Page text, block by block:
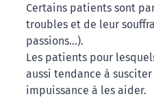
Certains patients sont
troubles et de leur
passions…).
Les patients pour
aussi tendance à
impuissance à les aider.